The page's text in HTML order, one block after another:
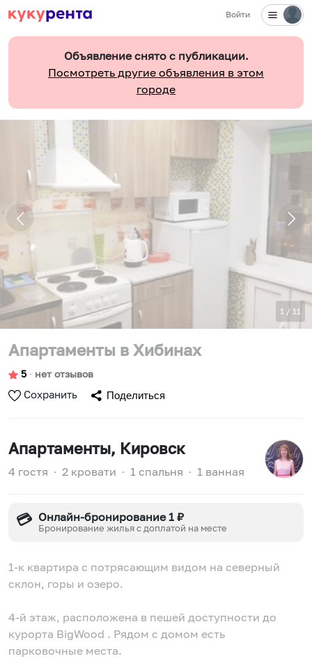
Войти
Объявление снято с публикации.
Посмотреть другие объявления в этом
городе
1 / 11
Апартаменты в Хибинах
5 ∙ нет отзывов
Сохранить Поделиться
Апартаменты, Кировск
4 гостя ∙ 2 кровати ∙ 1 спальня ∙ 1 ванная
💳 Онлайн-бронирование 1 ₽
Бронирование жилья с доплатой на месте
1-к квартира с потрясающим видом на северный
склон, горы и озеро.
4-й этаж, расположена в пешей доступности до
курорта BigWood . Рядом с домом есть
парковочные места.